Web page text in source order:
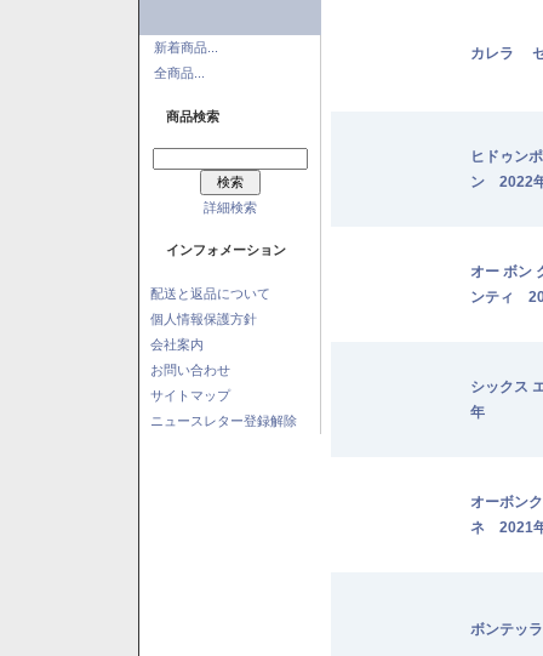
新着商品...
全商品...
商品検索
詳細検索
インフォメーション
配送と返品について
個人情報保護方針
会社案内
お問い合わせ
サイトマップ
ニュースレター登録解除
カレラ
ヒドゥン
ン 2022
オー ボン
ンティ
シックス
年
オーボン
ネ 2021
ボンテッ